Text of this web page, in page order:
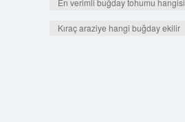
En verimli buğday tohumu hangisi
Kıraç araziye hangi buğday ekilir